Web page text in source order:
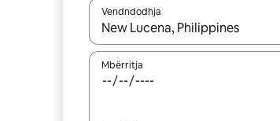
Vendndodhja
Kur rezultatet të jenë të
Mbërritja